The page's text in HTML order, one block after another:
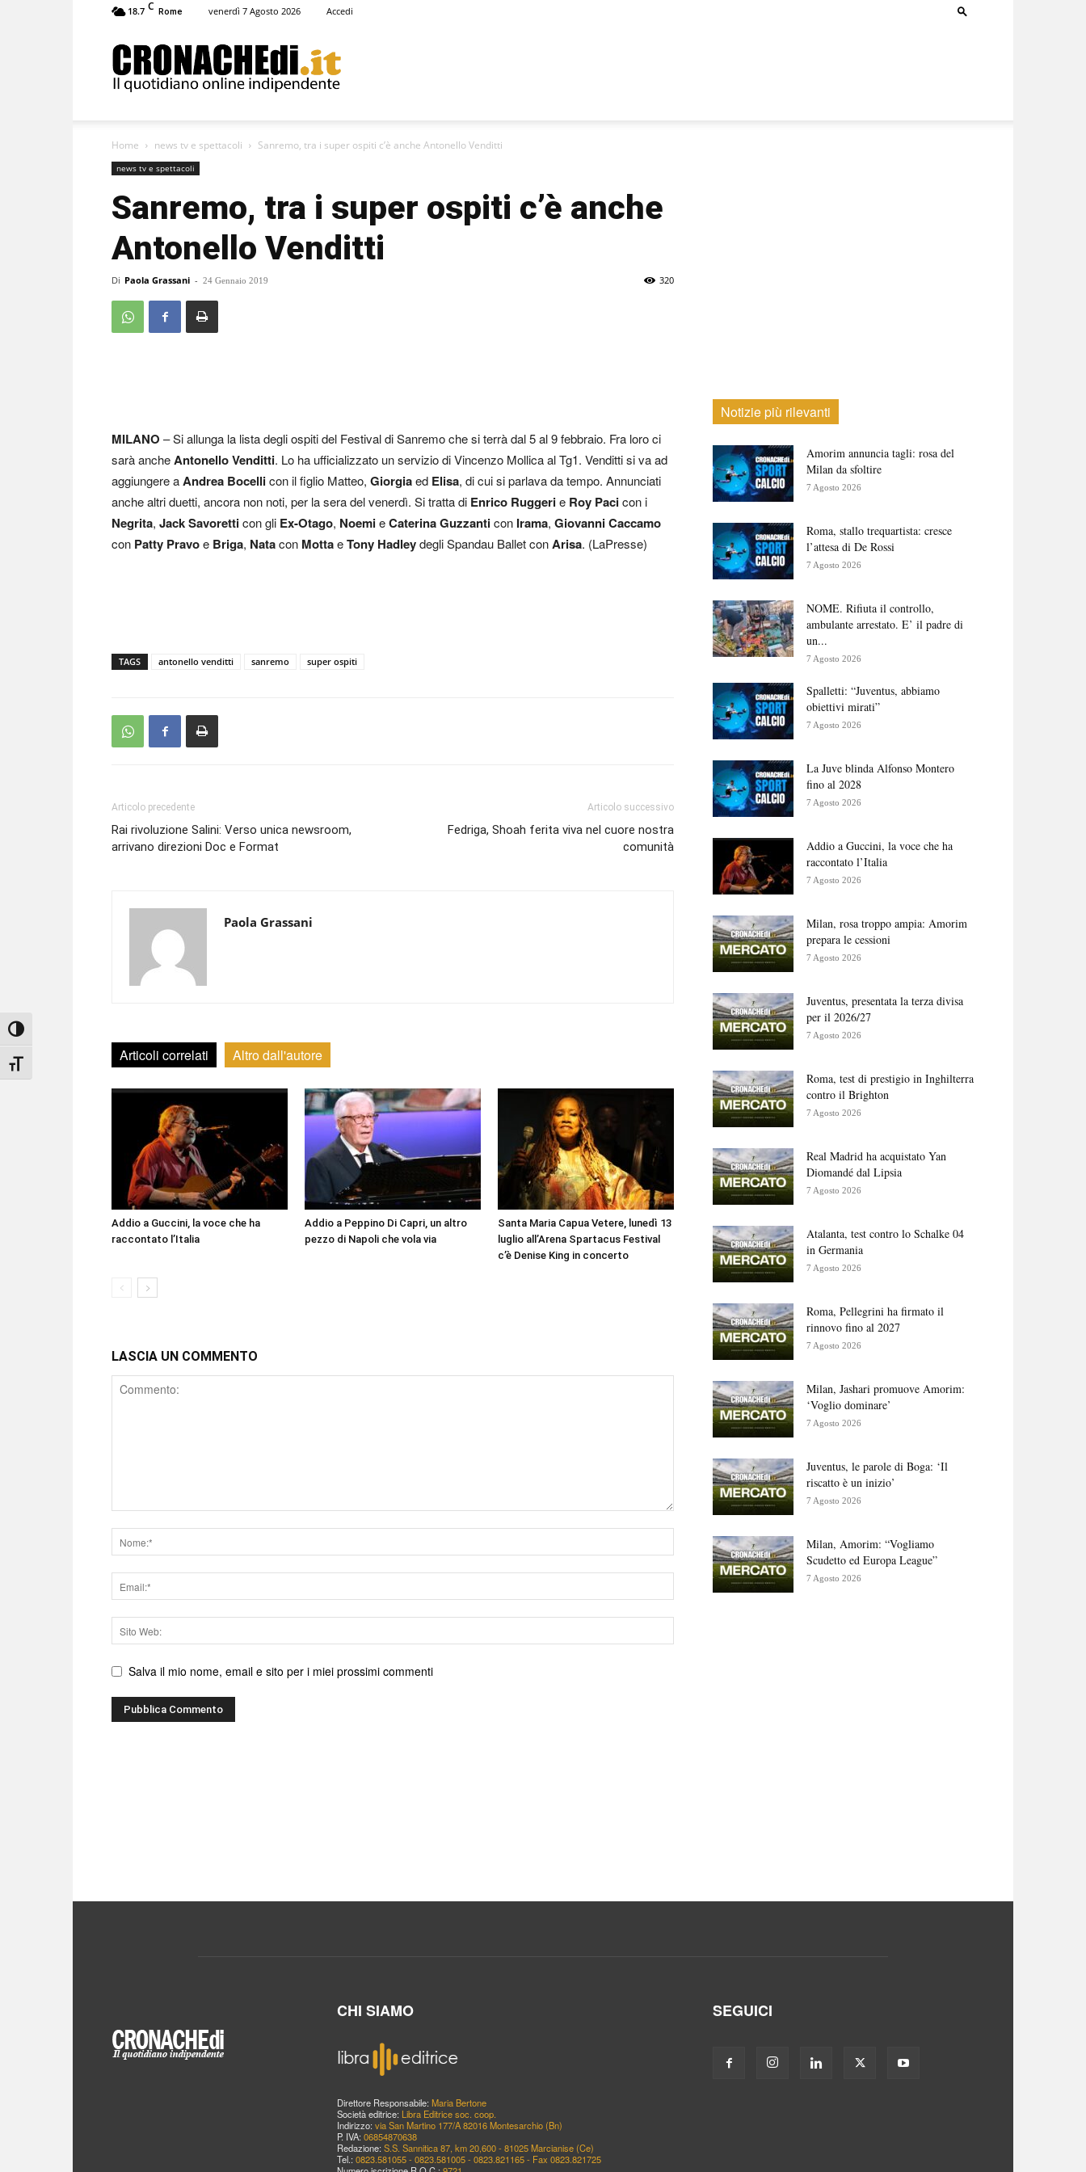
Attiva/disattiva alto contrasto
Attiva/disattiva dimensione testo
18.7 C Rome venerdì 7 Agosto 2026 Accedi
Home news tv e spettacoli Sanremo, tra i super ospiti c’è anche Antonello Venditti
news tv e spettacoli
Sanremo, tra i super ospiti c’è anche
Antonello Venditti
Di Paola Grassani - 24 Gennaio 2019 320
MILANO – Si allunga la lista degli ospiti del Festival di Sanremo che si terrà dal 5 al 9 febbraio. Fra loro ci
sarà ancheAntonello Venditti. Lo ha ufficializzato un servizio di Vincenzo Mollica al Tg1. Venditti si va ad
aggiungere aAndrea Bocellicon il figlio Matteo, Giorgiaed Elisa, di cui si parlava da tempo. Annunciati
anche altri duetti, ancora non noti, per la sera del venerdì. Si tratta di Enrico Ruggerie Roy Pacicon i
Negrita, Jack Savoretticon gli Ex-Otago, NoemieCaterina Guzzanticon Irama, Giovanni Caccamo
con Patty Pravoe Briga, Natacon MottaeTony Hadleydegli Spandau Ballet conArisa. (LaPresse)
TAGS antonello venditti sanremo super ospiti
Articolo precedente
Rai rivoluzione Salini: Verso unica newsroom,
arrivano direzioni Doc e Format
Articolo successivo
Fedriga, Shoah ferita viva nel cuore nostra
comunità
Paola Grassani
Articoli correlati Altro dall'autore
Addio a Guccini, la voce che ha
raccontato l’Italia
Addio a Peppino Di Capri, un altro
pezzo di Napoli che vola via
Santa Maria Capua Vetere, lunedì 13
luglio all’Arena Spartacus Festival
c’è Denise King in concerto
LASCIA UN COMMENTO
Comment
Nome
Email
Sito
web
Salva il mio nome, email e sito per i miei prossimi commenti
Notizie più rilevanti
Amorim annuncia tagli: rosa del
Milan da sfoltire
7 Agosto 2026
Roma, stallo trequartista: cresce
l’attesa di De Rossi
7 Agosto 2026
NOME. Rifiuta il controllo,
ambulante arrestato. E’ il padre di
un...
7 Agosto 2026
Spalletti: “Juventus, abbiamo
obiettivi mirati”
7 Agosto 2026
La Juve blinda Alfonso Montero
fino al 2028
7 Agosto 2026
Addio a Guccini, la voce che ha
raccontato l’Italia
7 Agosto 2026
Milan, rosa troppo ampia: Amorim
prepara le cessioni
7 Agosto 2026
Juventus, presentata la terza divisa
per il 2026/27
7 Agosto 2026
Roma, test di prestigio in Inghilterra
contro il Brighton
7 Agosto 2026
Real Madrid ha acquistato Yan
Diomandé dal Lipsia
7 Agosto 2026
Atalanta, test contro lo Schalke 04
in Germania
7 Agosto 2026
Roma, Pellegrini ha firmato il
rinnovo fino al 2027
7 Agosto 2026
Milan, Jashari promuove Amorim:
‘Voglio dominare’
7 Agosto 2026
Juventus, le parole di Boga: ‘Il
riscatto è un inizio’
7 Agosto 2026
Milan, Amorim: “Vogliamo
Scudetto ed Europa League”
7 Agosto 2026
CHI SIAMO
Direttore Responsabile: Maria Bertone
Società editrice: Libra Editrice soc. coop.
Indirizzo: via San Martino 177/A 82016 Montesarchio (Bn)
P. IVA: 06854870638
Redazione: S.S. Sannitica 87, km 20,600 - 81025 Marcianise (Ce)
Tel.: 0823.581055 - 0823.581005 - 0823.821165 - Fax 0823.821725
SEGUICI